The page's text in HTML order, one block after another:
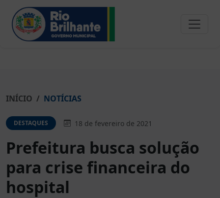
INÍCIO NOTÍCIAS
DESTAQUES 18 de fevereiro de 2021
Prefeitura busca solução
para crise financeira do
hospital